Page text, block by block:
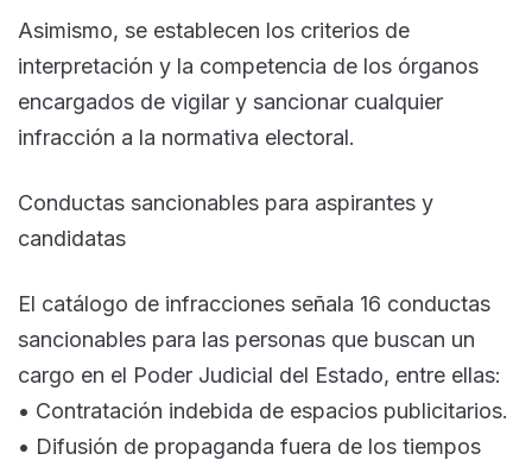
Asimismo, se establecen los criterios de
interpretación y la competencia de los órganos
encargados de vigilar y sancionar cualquier
infracción a la normativa electoral.
Conductas sancionables para aspirantes y
candidatas
El catálogo de infracciones señala 16 conductas
sancionables para las personas que buscan un
cargo en el Poder Judicial del Estado, entre ellas:
• Contratación indebida de espacios publicitarios.
• Difusión de propaganda fuera de los tiempos